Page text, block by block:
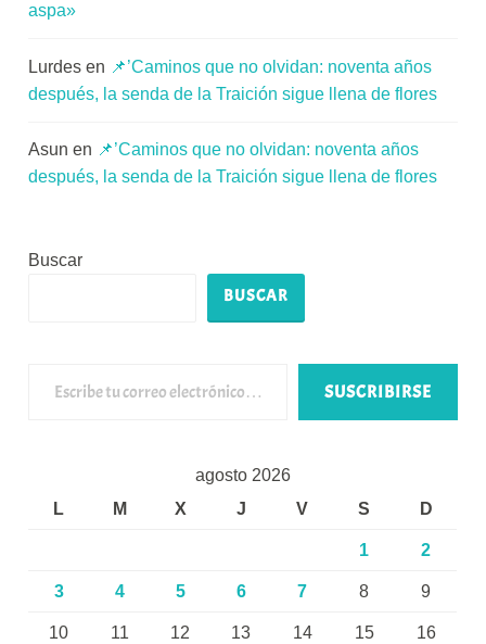
aspa»
Lurdes en 📌’Caminos que no olvidan: noventa años
después, la senda de la Traición sigue llena de flores
Asun en 📌’Caminos que no olvidan: noventa años
después, la senda de la Traición sigue llena de flores
Buscar
BUSCAR
SUSCRIBIRSE
agosto 2026
L
M X J V S D
1 2
3 4 5 6 7 8 9
10 11 12 13 14 15 16